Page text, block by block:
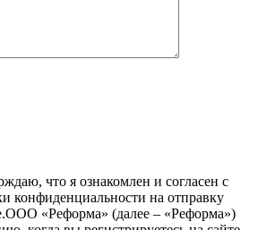
что я ознакомлен и согласен с
конфиденциальности на отправку
ООО «Реформа» (далее – «Реформа»)